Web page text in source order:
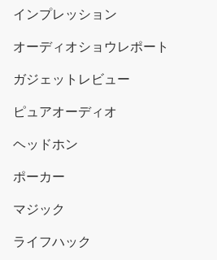
インプレッション
オーディオショウレポート
ガジェットレビュー
ピュアオーディオ
ヘッドホン
ポーカー
マジック
ライフハック